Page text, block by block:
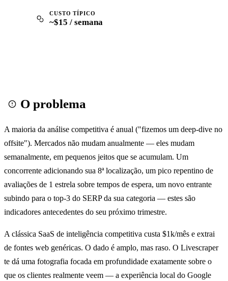
CUSTO TÍPICO
~$15 / semana
O problema
A maioria da análise competitiva é anual ("fizemos um deep-dive no
offsite"). Mercados não mudam anualmente — eles mudam
semanalmente, em pequenos jeitos que se acumulam. Um
concorrente adicionando sua 8ª localização, um pico repentino de
avaliações de 1 estrela sobre tempos de espera, um novo entrante
subindo para o top-3 do SERP da sua categoria — estes são
indicadores antecedentes do seu próximo trimestre.
A clássica SaaS de inteligência competitiva custa $1k/mês e extrai
de fontes web genéricas. O dado é amplo, mas raso. O Livescraper
te dá uma fotografia focada em profundidade exatamente sobre o
que os clientes realmente veem — a experiência local do Google